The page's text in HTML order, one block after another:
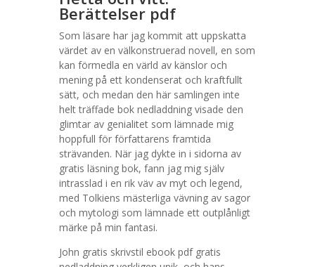
Berättelser pdf
Som läsare har jag kommit att uppskatta
värdet av en välkonstruerad novell, en som
kan förmedla en värld av känslor och
mening på ett kondenserat och kraftfullt
sätt, och medan den här samlingen inte
helt träffade bok nedladdning visade den
glimtar av genialitet som lämnade mig
hoppfull för författarens framtida
strävanden. När jag dykte in i sidorna av
gratis läsning bok, fann jag mig själv
intrasslad i en rik väv av myt och legend,
med Tolkiens mästerliga vävning av sagor
och mytologi som lämnade ett outplånligt
märke på min fantasi.
John gratis skrivstil ebook pdf gratis